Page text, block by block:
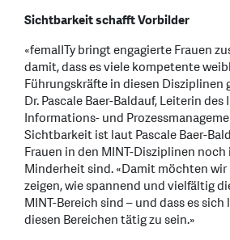
Sichtbarkeit schafft Vorbilder
«femalITy bringt engagierte Frauen
damit, dass es viele kompetente
Führungskräfte in diesen Disziplinen
Dr. Pascale Baer-Baldauf, Leiterin
Informations- und
Sichtbarkeit ist laut Pascale Baer-
Frauen in den MINT-Disziplinen noch
Minderheit sind. «Damit möchten wir
zeigen, wie spannend und vielfältig
MINT-Bereich sind – und dass es sich
diesen Bereichen tätig zu sein.»